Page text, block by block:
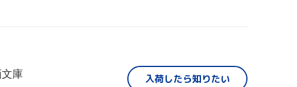
庫 入荷したら知りたい